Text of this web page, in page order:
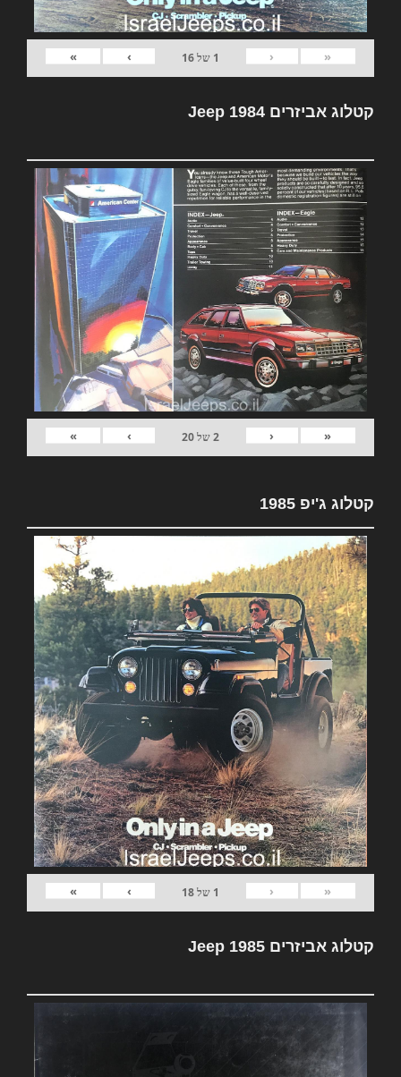
«
‹
1 של16
›
»
קטלוג אביזרים Jeep 1984
«
‹
2של20
›
»
קטלוג ג'יפ 1985
«
‹
1 של18
›
»
קטלוג אביזרים Jeep 1985